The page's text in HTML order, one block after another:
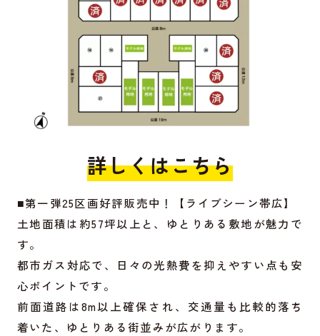
詳しくはこちら
■第一弾25区画好評販売中！【ライブシーン帯広】
土地面積は約57坪以上と、ゆとりある敷地が魅力で
す。
都市ガス対応で、日々の光熱費を抑えやすい点も安
心ポイントです。
前面道路は8m以上確保され、交通量も比較的落ち
着いた、ゆとりある街並みが広がります。